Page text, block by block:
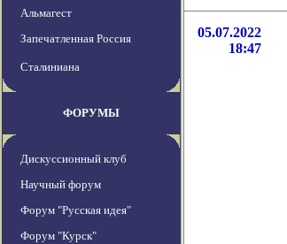
Альмагест
Запечатленная Россия
Сталиниана
ФОРУМЫ
Дискуссионный клуб
Научный форум
Форум "Русская идея"
Форум "Курск"
05.07.2022
18:47